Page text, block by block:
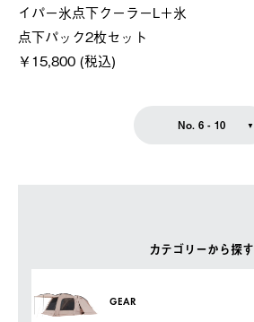
カテゴリーから探す
GEAR
イパー氷点下クーラーL＋氷
点下パック2枚セット
￥15,800 (税込)
No. 6 - 10